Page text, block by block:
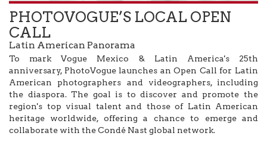
PHOTOVOGUE’S LOCAL OPEN
CALL
Latin American Panorama
To mark Vogue Mexico & Latin America's 25th
anniversary, PhotoVogue launches an Open Call for Latin
American photographers and videographers, including
the diaspora. The goal is to discover and promote the
region's top visual talent and those of Latin American
heritage worldwide, offering a chance to emerge and
collaborate with the Condé Nast global network.